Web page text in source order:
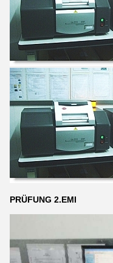
PRÜFUNG 2.EMI